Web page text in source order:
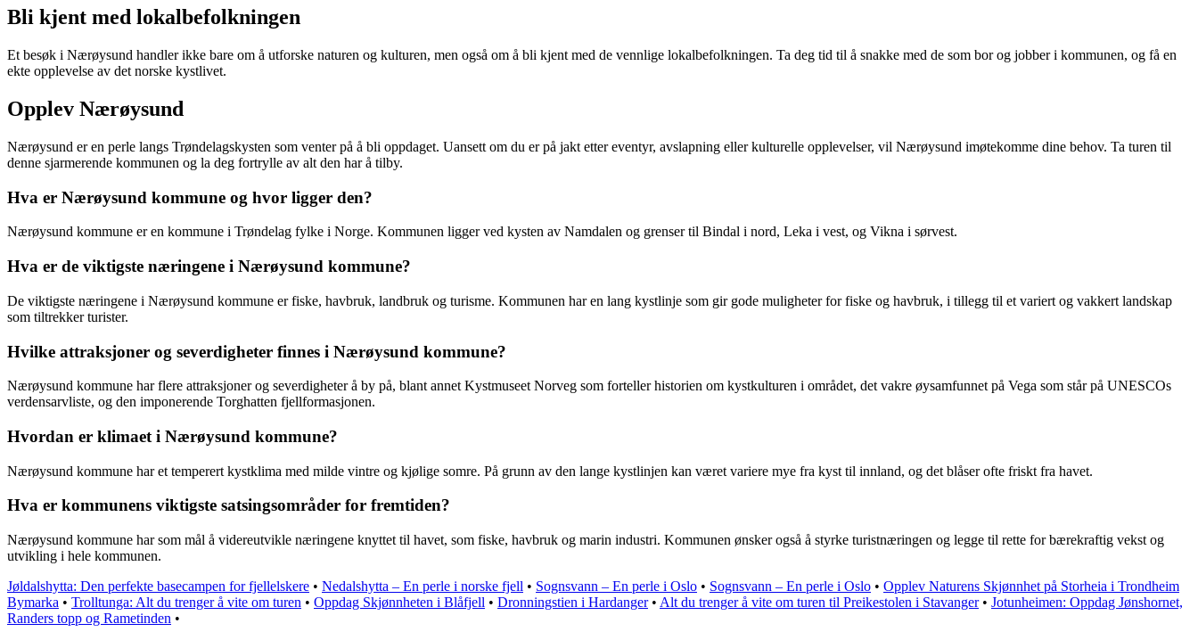
Bli kjent med lokalbefolkningen
Et besøk i Nærøysund handler ikke bare om å utforske naturen og kulturen, men også om å bli kjent med de vennlige lokalbefolkningen. Ta deg tid til å snakke med de som bor og jobber i kommunen, og få en
ekte opplevelse av det norske kystlivet.
Opplev Nærøysund
Nærøysund er en perle langs Trøndelagskysten som venter på å bli oppdaget. Uansett om du er på jakt etter eventyr, avslapning eller kulturelle opplevelser, vil Nærøysund imøtekomme dine behov. Ta turen til
denne sjarmerende kommunen og la deg fortrylle av alt den har å tilby.
Hva er Nærøysund kommune og hvor ligger den?
Nærøysund kommune er en kommune i Trøndelag fylke i Norge. Kommunen ligger ved kysten av Namdalen og grenser til Bindal i nord, Leka i vest, og Vikna i sørvest.
Hva er de viktigste næringene i Nærøysund kommune?
De viktigste næringene i Nærøysund kommune er fiske, havbruk, landbruk og turisme. Kommunen har en lang kystlinje som gir gode muligheter for fiske og havbruk, i tillegg til et variert og vakkert landskap
som tiltrekker turister.
Hvilke attraksjoner og severdigheter finnes i Nærøysund kommune?
Nærøysund kommune har flere attraksjoner og severdigheter å by på, blant annet Kystmuseet Norveg som forteller historien om kystkulturen i området, det vakre øysamfunnet på Vega som står på UNESCOs
verdensarvliste, og den imponerende Torghatten fjellformasjonen.
Hvordan er klimaet i Nærøysund kommune?
Nærøysund kommune har et temperert kystklima med milde vintre og kjølige somre. På grunn av den lange kystlinjen kan været variere mye fra kyst til innland, og det blåser ofte friskt fra havet.
Hva er kommunens viktigste satsingsområder for fremtiden?
Nærøysund kommune har som mål å videreutvikle næringene knyttet til havet, som fiske, havbruk og marin industri. Kommunen ønsker også å styrke turistnæringen og legge til rette for bærekraftig vekst og
utvikling i hele kommunen.
Jøldalshytta: Den perfekte basecampen for fjellelskere • Nedalshytta – En perle i norske fjell • Sognsvann – En perle i Oslo • Sognsvann – En perle i Oslo • Opplev Naturens Skjønnhet på Storheia i Trondheim
Bymarka • Trolltunga: Alt du trenger å vite om turen • Oppdag Skjønnheten i Blåfjell • Dronningstien i Hardanger• Alt du trenger å vite om turen til Preikestolen i Stavanger• Jotunheimen: Oppdag Jønshornet,
Randers topp og Rametinden •